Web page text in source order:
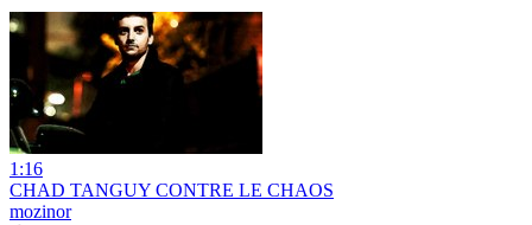
1:16
CHAD TANGUY CONTRE LE CHAOS
mozinor